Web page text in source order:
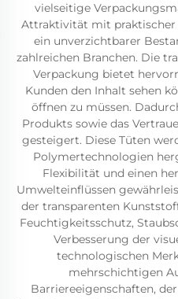
vielseitige
Attraktivität mit
ein unverzichtbarer
zahlreichen Branchen. Die
Verpackung bietet
Kunden den Inhalt sehen
öffnen zu müssen.
Produkts sowie das
gesteigert. Diese Tüten
Polymertechnologien
Flexibilität und einen
Umwelteinflüssen
der transparenten
Feuchtigkeitsschutz,
Verbesserung der
technologischen
mehrschichtigen
Barriereeigenschaften,